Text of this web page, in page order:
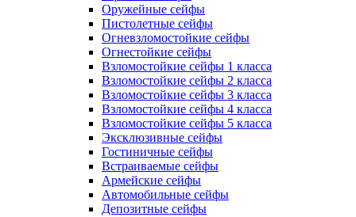
Оружейные сейфы
Пистолетные сейфы
Огневзломостойкие сейфы
Огнестойкие сейфы
Взломостойкие сейфы 1 класса
Взломостойкие сейфы 2 класса
Взломостойкие сейфы 3 класса
Взломостойкие сейфы 4 класса
Взломостойкие сейфы 5 класса
Эксклюзивные сейфы
Гостиничные сейфы
Встраиваемые сейфы
Армейские сейфы
Автомобильные сейфы
Депозитные сейфы